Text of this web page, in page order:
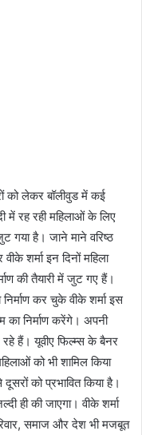
को लेकर बॉलीवुड में कई
में रह रही महिलाओं के लिए
गया है। जाने माने वरिष्ठ
शर्मा इन दिनों महिला
की तैयारी में जुट गए हैं।
कर चुके वीके शर्मा इस
का निर्माण करेंगे। अपनी
हैं। यूवीए फिल्म्स के बैनर
को भी शामिल किया
को प्रभावित किया है।
ही की जाएगा। वीके शर्मा
समाज और देश भी मजबूत